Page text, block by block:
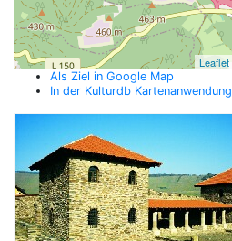
Leaflet
Als Ziel in Google Map
In der Kulturdb Kartenanwendung